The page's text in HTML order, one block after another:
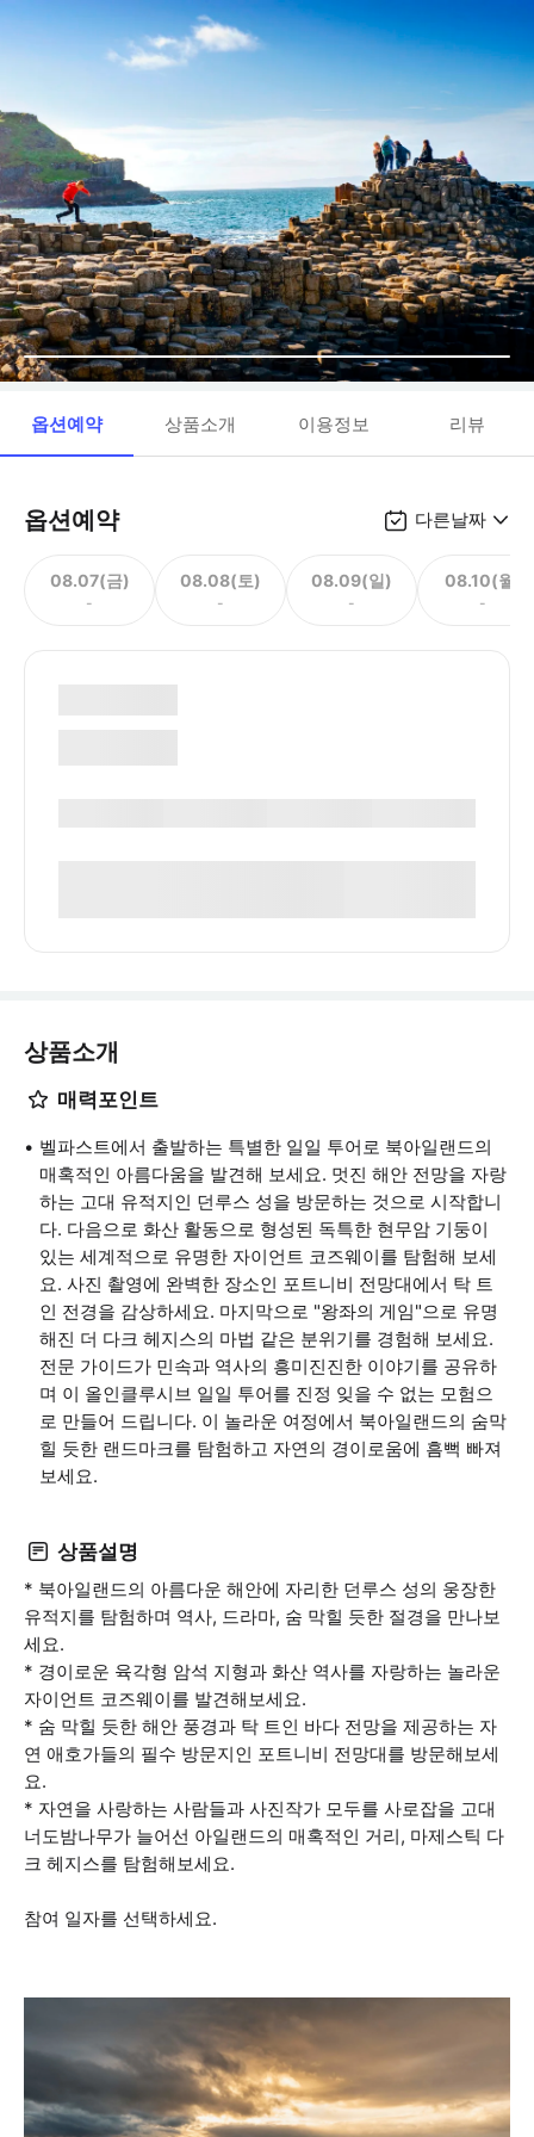
옵션예약 상품소개 이용정보 리뷰
옵션예약 다른날짜
08.07(금)
-
08.08(토)
-
08.09(일)
-
08.10(월)
-
상품소개
매력포인트
벨파스트에서 출발하는 특별한 일일 투어로 북아일랜드의
매혹적인 아름다움을 발견해 보세요. 멋진 해안 전망을 자랑
하는 고대 유적지인 던루스 성을 방문하는 것으로 시작합니
다. 다음으로 화산 활동으로 형성된 독특한 현무암 기둥이
있는 세계적으로 유명한 자이언트 코즈웨이를 탐험해 보세
요. 사진 촬영에 완벽한 장소인 포트니비 전망대에서 탁 트
인 전경을 감상하세요. 마지막으로 "왕좌의 게임"으로 유명
해진 더 다크 헤지스의 마법 같은 분위기를 경험해 보세요.
전문 가이드가 민속과 역사의 흥미진진한 이야기를 공유하
며 이 올인클루시브 일일 투어를 진정 잊을 수 없는 모험으
로 만들어 드립니다. 이 놀라운 여정에서 북아일랜드의 숨막
힐 듯한 랜드마크를 탐험하고 자연의 경이로움에 흠뻑 빠져
보세요.
상품설명
* 북아일랜드의 아름다운 해안에 자리한 던루스 성의 웅장한
유적지를 탐험하며 역사, 드라마, 숨 막힐 듯한 절경을 만나보
세요.
* 경이로운 육각형 암석 지형과 화산 역사를 자랑하는 놀라운
자이언트 코즈웨이를 발견해보세요.
* 숨 막힐 듯한 해안 풍경과 탁 트인 바다 전망을 제공하는 자
연 애호가들의 필수 방문지인 포트니비 전망대를 방문해보세
요.
* 자연을 사랑하는 사람들과 사진작가 모두를 사로잡을 고대
너도밤나무가 늘어선 아일랜드의 매혹적인 거리, 마제스틱 다
크 헤지스를 탐험해보세요.
참여 일자를 선택하세요.